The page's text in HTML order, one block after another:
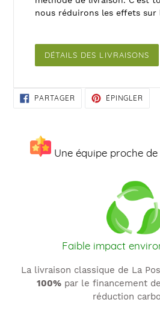
nous réduirons les effets sur
DÉTAILS DES LIVRAISONS
PARTAGER PARTAGER
SUR
ÉPINGLER
Une équipe proche
Faible impact
La livraison classique de La
100% par le financement
réduction